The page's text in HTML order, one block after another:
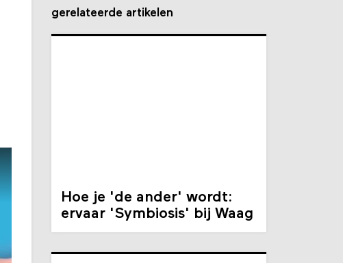
gerelateerde artikelen
Hoe je 'de ander' wordt:
ervaar 'Symbiosis' bij Waag